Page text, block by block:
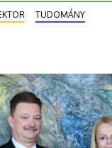
TUDOMÁNY